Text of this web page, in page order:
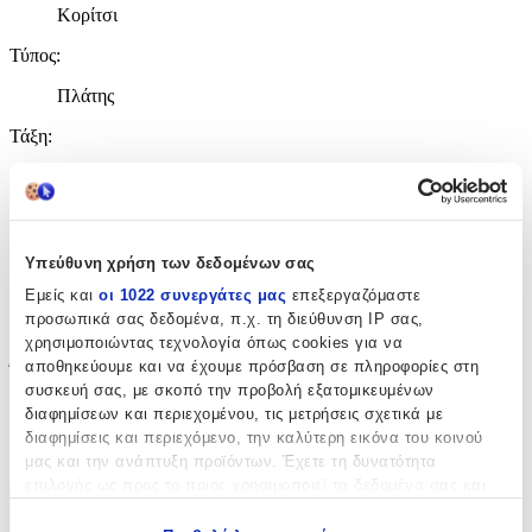
Υπεύθυνη χρήση των δεδομένων σας
Εμείς και οι 1022 συνεργάτες μας επεξεργαζόμαστε
προσωπικά σας δεδομένα, π.χ. τη διεύθυνση IP σας,
χρησιμοποιώντας τεχνολογία όπως cookies για να
αποθηκεύουμε και να έχουμε πρόσβαση σε πληροφορίες στη
συσκευή σας, με σκοπό την προβολή εξατομικευμένων
διαφημίσεων και περιεχομένου, τις μετρήσεις σχετικά με
διαφημίσεις και περιεχόμενο, την καλύτερη εικόνα του κοινού
μας και την ανάπτυξη προϊόντων. Έχετε τη δυνατότητα
Κορίτσι
Τύπος:
Πλάτης
Τάξη:
Διαστάσεις
Πλάτος:
12.7
cm
Ύψος:
34
cm